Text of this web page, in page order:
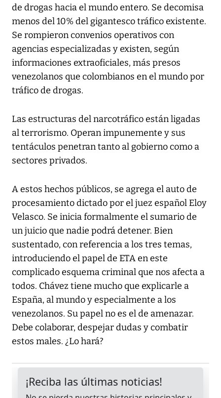
de drogas hacia el mundo entero. Se decomisa
menos del 10% del gigantesco tráfico existente.
Se rompieron convenios operativos con
agencias especializadas y existen, según
informaciones extraoficiales, más presos
venezolanos que colombianos en el mundo por
tráfico de drogas.
Las estructuras del narcotráfico están ligadas
al terrorismo. Operan impunemente y sus
tentáculos penetran tanto al gobierno como a
sectores privados.
A estos hechos públicos, se agrega el auto de
procesamiento dictado por el juez español Eloy
Velasco. Se inicia formalmente el sumario de
un juicio que nadie podrá detener. Bien
sustentado, con referencia a los tres temas,
introduciendo el papel de ETA en este
complicado esquema criminal que nos afecta a
todos. Chávez tiene mucho que explicarle a
España, al mundo y especialmente a los
venezolanos. Su papel no es el de amenazar.
Debe colaborar, despejar dudas y combatir
estos males. ¿Lo hará?